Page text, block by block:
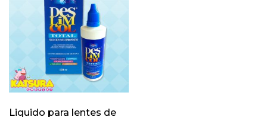
Liquido para lentes de